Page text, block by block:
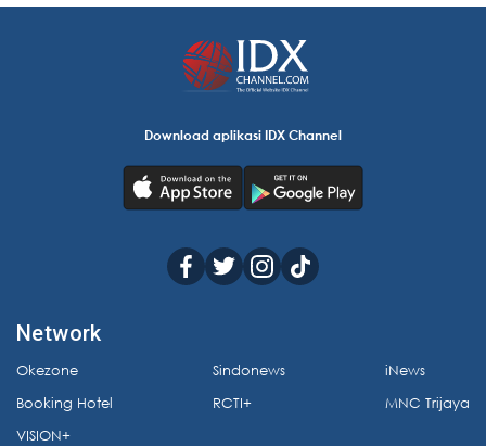
Download aplikasi IDX Channel
Network
Okezone
Booking Hotel
VISION+
Sindonews
RCTI+
iNews
MNC Trijaya